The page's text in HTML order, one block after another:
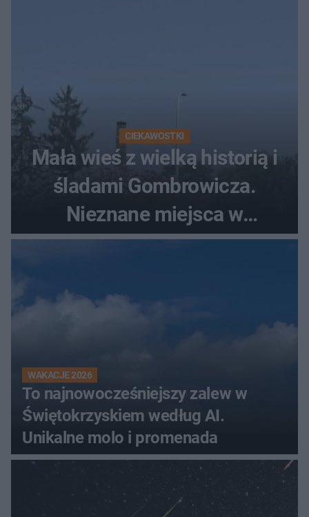
CIEKAWOSTKI
Mała wieś z wielką historią i
śladami Gombrowicza.
Nieznane miejsca w
Świętokrzyskiem
WAKACJE 2026
To najnowocześniejszy zalew w
Świętokrzyskiem według AI.
Unikalne molo i promenada